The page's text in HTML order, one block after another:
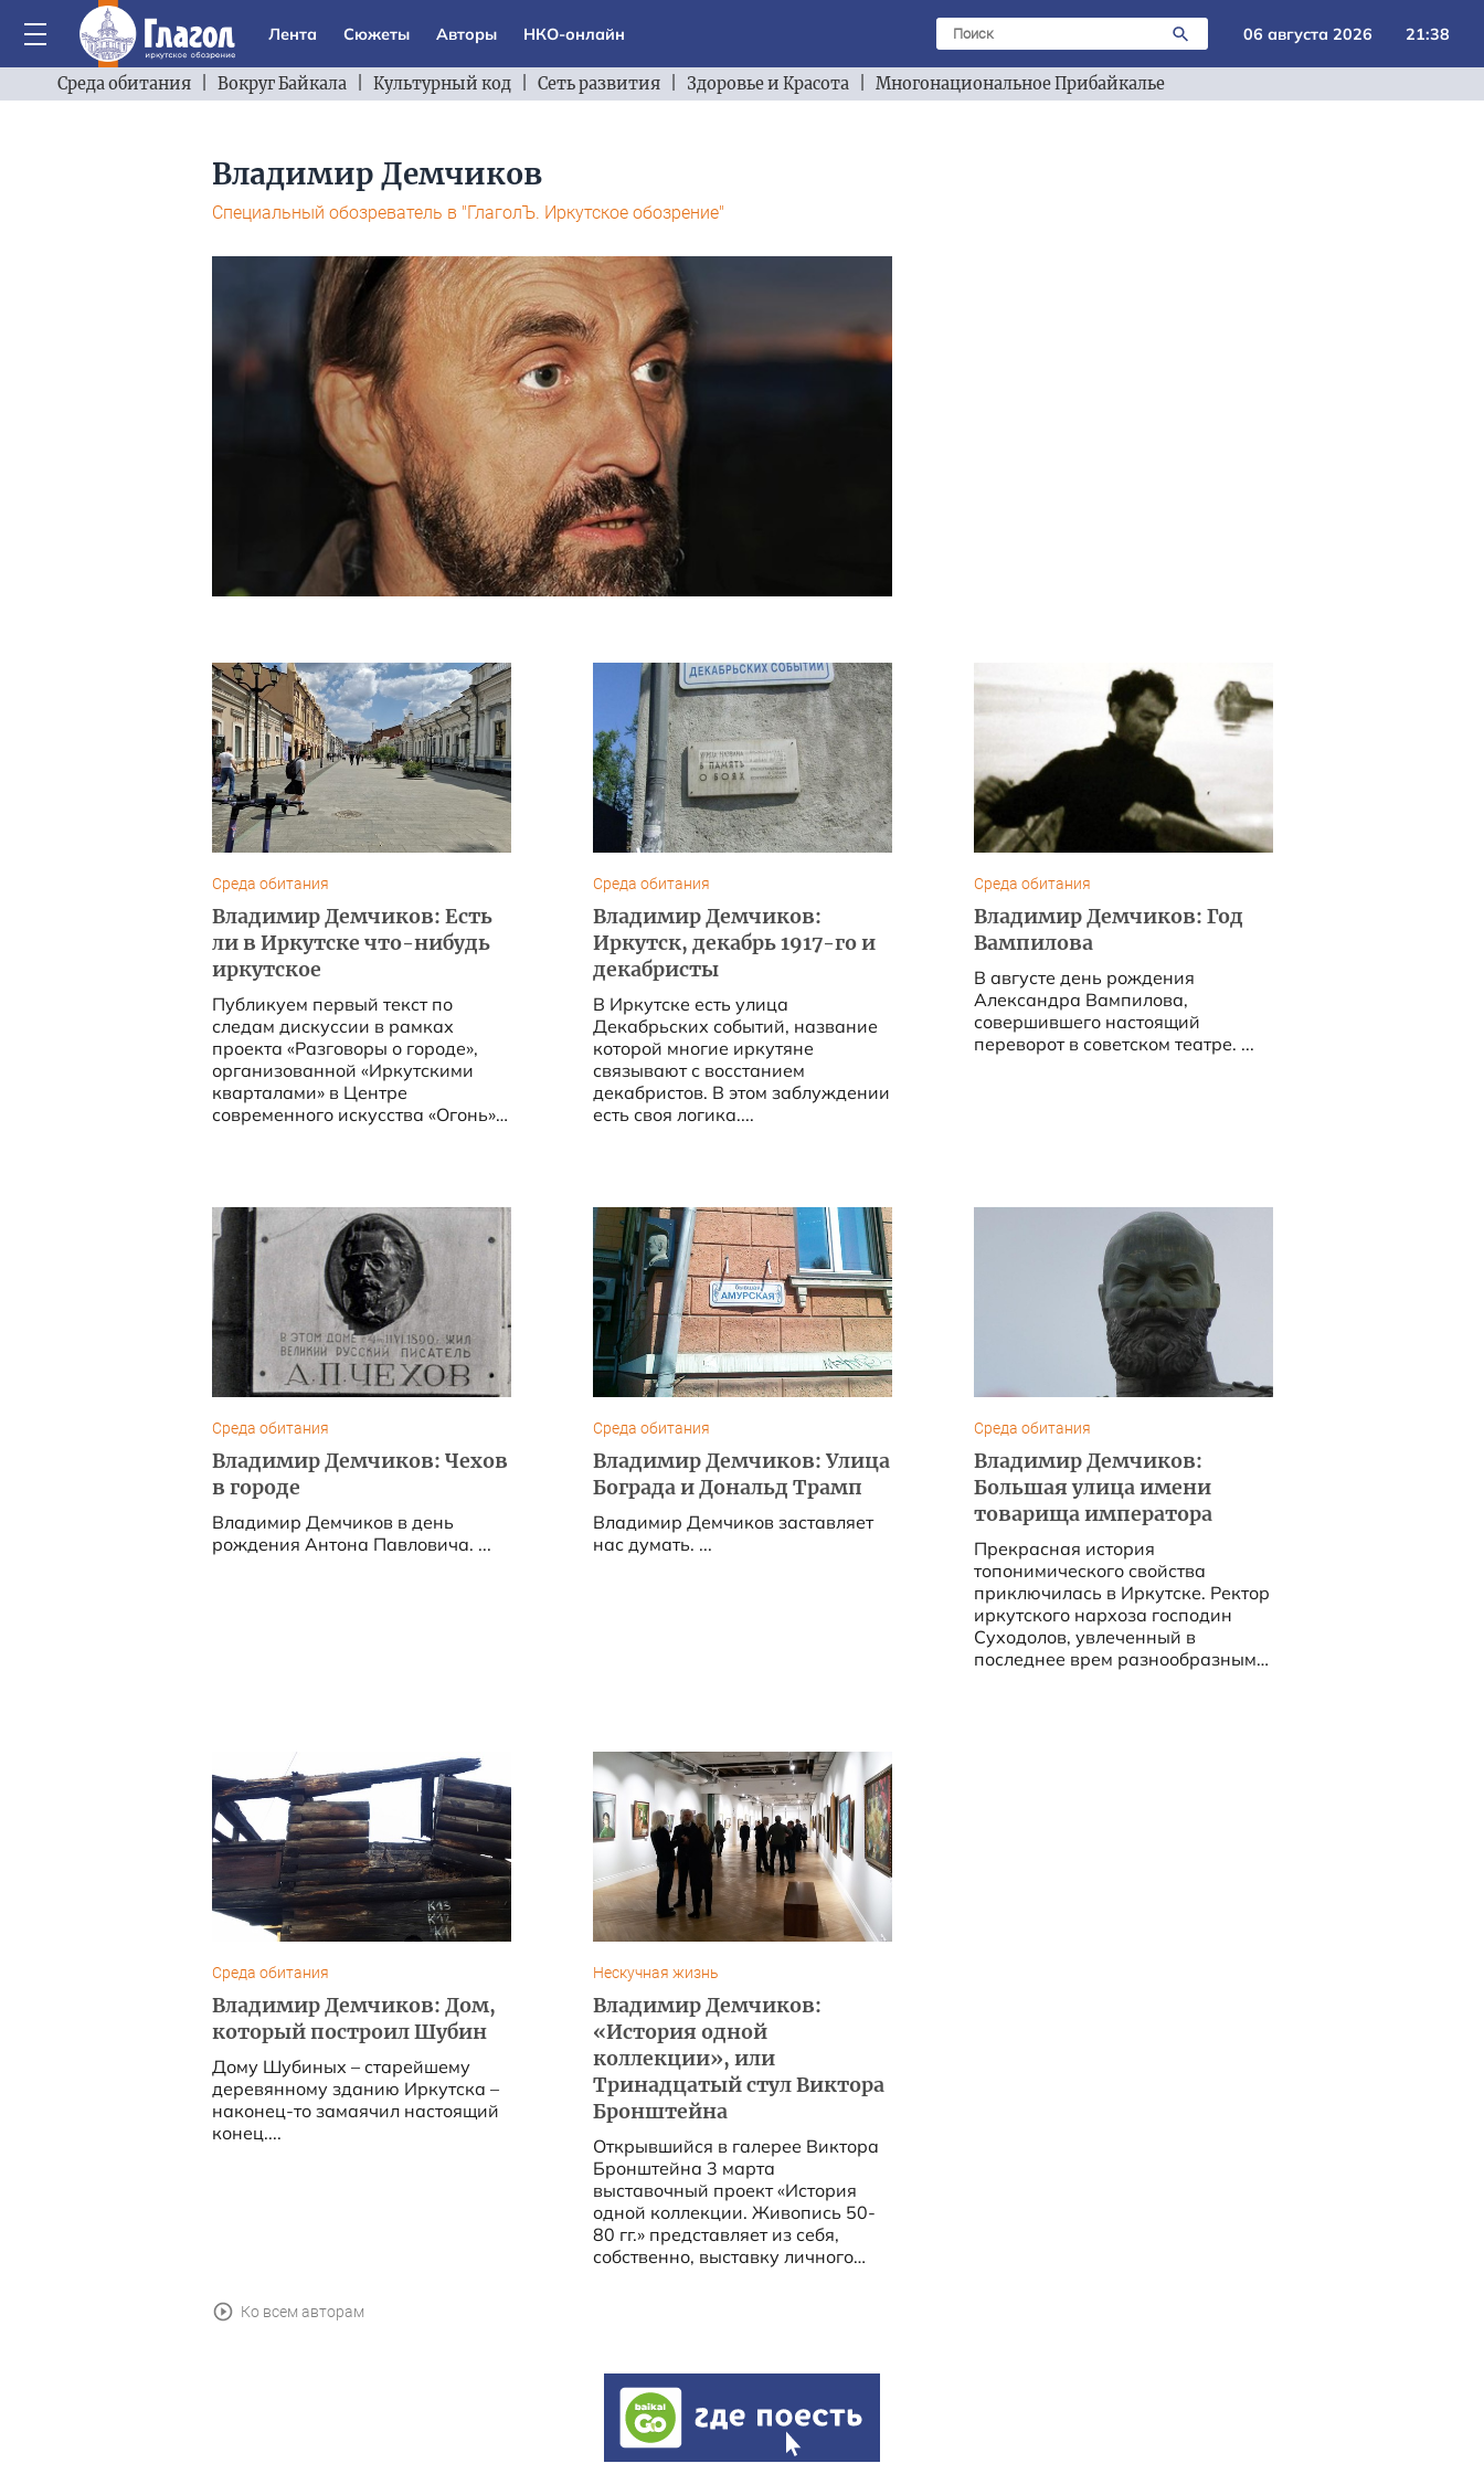
Лента Сюжеты Авторы НКО-онлайн 06 августа 2026 21:38
Среда обитания Вокруг Байкала Культурный код Сеть развития Здоровье и Красота Многонациональное Прибайкалье
Владимир Демчиков
Специальный обозреватель в "ГлаголЪ. Иркутское обозрение"
Среда обитания
Владимир Демчиков: Есть
ли в Иркутске что-нибудь
иркутское
Публикуем первый текст по
следам дискуссии в рамках
проекта «Разговоры о городе»,
организованной «Иркутскими
кварталами» в Центре
современного искусства «Огонь»
Среда обитания
Владимир Демчиков:
Иркутск, декабрь 1917-го и
декабристы
В Иркутске есть улица
Декабрьских событий, название
которой многие иркутяне
связывают с восстанием
декабристов. В этом заблуждении
есть своя логика....
Среда обитания
Владимир Демчиков: Год
Вампилова
В августе день рождения
Александра Вампилова,
совершившего настоящий
переворот в советском театре. ...
Среда обитания
Владимир Демчиков: Чехов
в городе
Владимир Демчиков в день
рождения Антона Павловича. ...
Среда обитания
Владимир Демчиков: Улица
Бограда и Дональд Трамп
Владимир Демчиков заставляет
нас думать. ...
Среда обитания
Владимир Демчиков:
Большая улица имени
товарища императора
Прекрасная история
топонимического свойства
приключилась в Иркутске. Ректор
иркутского нархоза господин
Суходолов, увлеченный в
последнее врем разнообразными
Среда обитания
Владимир Демчиков: Дом,
который построил Шубин
Дому Шубиных – старейшему
деревянному зданию Иркутска –
наконец-то замаячил настоящий
конец....
Нескучная жизнь
Владимир Демчиков:
«История одной
коллекции», или
Тринадцатый стул Виктора
Бронштейна
Открывшийся в галерее Виктора
Бронштейна 3 марта
выставочный проект «История
одной коллекции. Живопись 50-
80 гг.» представляет из себя,
собственно, выставку личного
Ко всем авторам